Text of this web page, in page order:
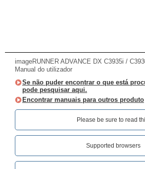
imageRUNNER ADVANCE DX C3935i /
Manual do utilizador
Se não puder encontrar o que está
pode pesquisar aqui.
Encontrar manuais para outros produto
Please be sure to read
Supported browsers